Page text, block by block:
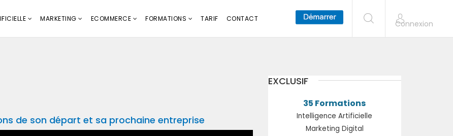
MARKETING ECOMMERCE FORMATIONS TARIF CONTACT
Connexion
de son départ et sa prochaine entreprise
EXCLUSIF
35 Formations
Intelligence Artificielle
Marketing Digital